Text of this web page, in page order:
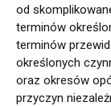
od
terminów
terminów
określonych
oraz okresów
przyczyn